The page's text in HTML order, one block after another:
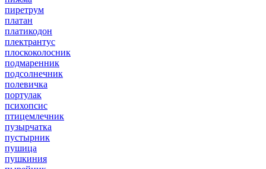
пиретрум
платан
платикодон
плектрантус
плоскоколосник
подмаренник
подсолнечник
полевичка
портулак
психопсис
птицемлечник
пузырчатка
пустырник
пушица
пушкиния